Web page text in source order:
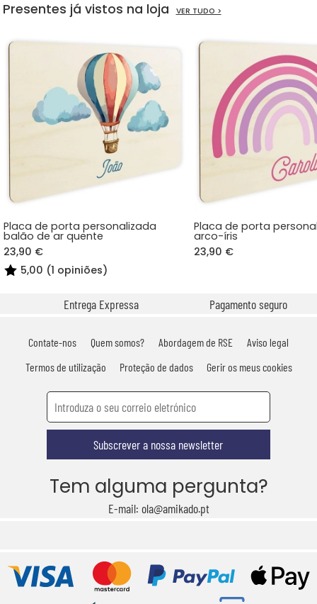
Presentes já vistos na loja VER TUDO >
Placa de porta personalizada
balão de ar quente
23,90 €
5,00 (1 opiniões)
Placa de porta
arco-íris
23,90 €
Entrega Expressa Pagamento seguro
Contate-nos Quem somos? Abordagem de RSE
Aviso legal
Termos de utilização
Proteção de dados Gerir os meus cookies
Subscrever a nossa newsletter
Tem alguma pergunta?
E-mail: ola@amikado.pt